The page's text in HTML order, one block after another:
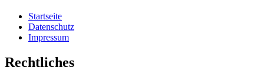
Startseite
Datenschutz
Impressum
Rechtliches